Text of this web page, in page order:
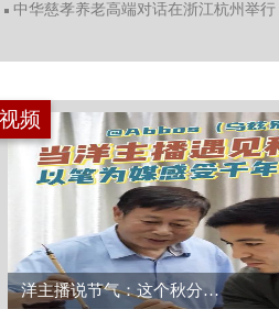
中华慈孝养老高端对话在浙江杭州举行
视频
2024“国寿小画家”省级评选在浙举行 书画专家评百强佳作...